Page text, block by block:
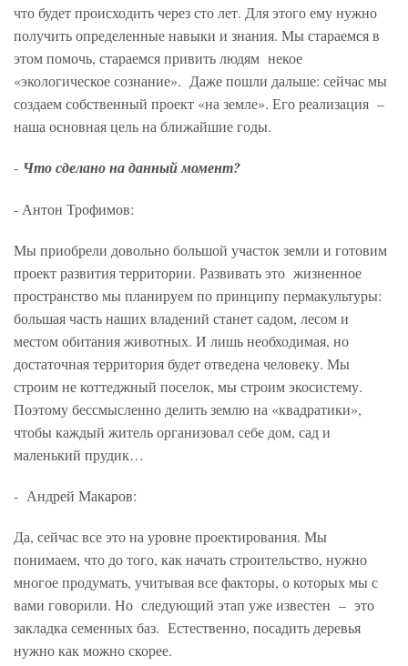
что будет происходить через сто лет. Для этого ему нужно
получить определенные навыки и знания. Мы стараемся в
этом помочь, стараемся привить людям некое
«экологическое сознание». Даже пошли дальше: сейчас мы
создаем собственный проект «на земле». Его реализация –
наша основная цель на ближайшие годы.
- Что сделано на данный момент?
- Антон Трофимов:
Мы приобрели довольно большой участок земли и готовим
проект развития территории. Развивать это жизненное
пространство мы планируем по принципу пермакультуры:
большая часть наших владений станет садом, лесом и
местом обитания животных. И лишь необходимая, но
достаточная территория будет отведена человеку. Мы
строим не коттеджный поселок, мы строим экосистему.
Поэтому бессмысленно делить землю на «квадратики»,
чтобы каждый житель организовал себе дом, сад и
маленький прудик…
- Андрей Макаров:
Да, сейчас все это на уровне проектирования. Мы
понимаем, что до того, как начать строительство, нужно
многое продумать, учитывая все факторы, о которых мы с
вами говорили. Но следующий этап уже известен – это
закладка семенных баз. Естественно, посадить деревья
нужно как можно скорее.